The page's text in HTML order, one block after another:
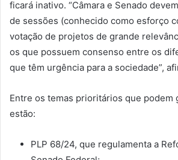
ficará inativo. “Câmara e Senado
de sessões (conhecido como esforço
votação de projetos de grande
os que possuem consenso entre os
que têm urgência para a sociedade”,
Entre os temas prioritários que podem
estão:
PLP 68/24, que regulamenta a